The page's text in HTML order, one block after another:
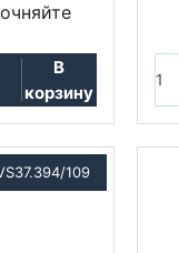
В
корзину
109